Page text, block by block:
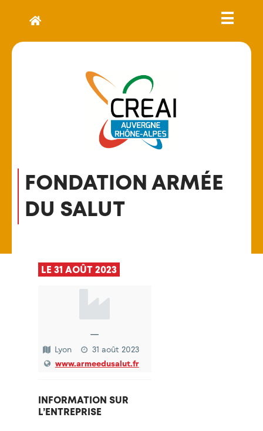
FONDATION ARMÉE
DU SALUT
LE 31 AOÛT 2023
—
Lyon
31 août 2023
www.armeedusalut.fr
INFORMATION SUR
L’ENTREPRISE